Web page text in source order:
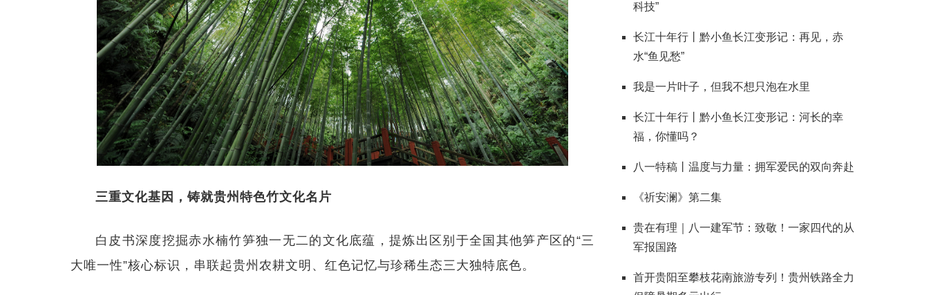
三重文化基因，铸就贵州特色竹文化名片
白皮书深度挖掘赤水楠竹笋独一无二的文化底蕴，提炼出区别于全国其他笋产区的“三
大唯一性”核心标识，串联起贵州农耕文明、红色记忆与珍稀生态三大独特底色。
科技”
长江十年行丨黔小鱼长江变形记：再见，赤
水“鱼见愁”
我是一片叶子，但我不想只泡在水里
长江十年行丨黔小鱼长江变形记：河长的幸
福，你懂吗？
八一特稿丨温度与力量：拥军爱民的双向奔赴
《祈安澜》第二集
贵在有理｜八一建军节：致敬！一家四代的从
军报国路
首开贵阳至攀枝花南旅游专列！贵州铁路全力